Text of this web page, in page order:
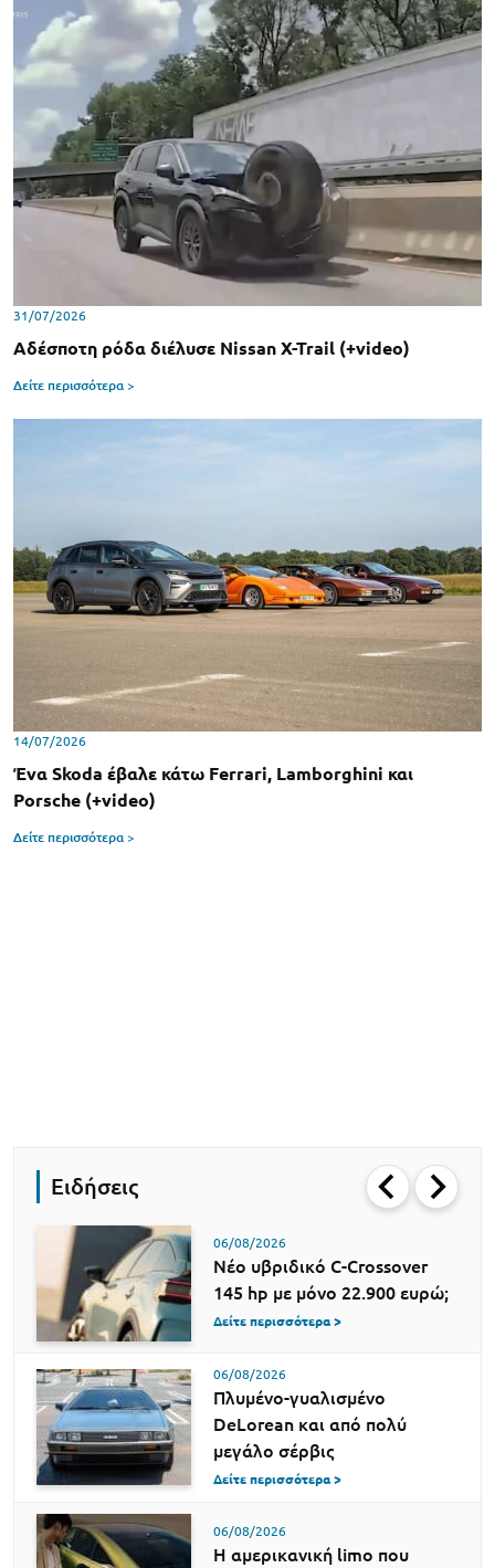
31/07/2026
Αδέσποτη ρόδα διέλυσε Nissan X-Trail (+video)
Δείτε περισσότερα >
14/07/2026
Ένα Skoda έβαλε κάτω Ferrari, Lamborghini και
Porsche (+video)
Δείτε περισσότερα >
Ειδήσεις
06/08/2026
Νέο υβριδικό C-Crossover
145 hp με μόνο 22.900 ευρώ;
Δείτε περισσότερα >
06/08/2026
Πλυμένο-γυαλισμένο
DeLorean και από πολύ
μεγάλο σέρβις
Δείτε περισσότερα >
06/08/2026
Η αμερικανική limo που